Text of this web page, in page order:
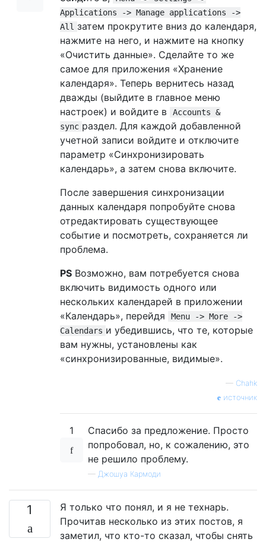
Applications -> Manage applications ->
All затем прокрутите вниз до календаря,
нажмите на него, и нажмите на кнопку
«Очистить данные». Сделайте то же
самое для приложения «Хранение
календаря». Теперь вернитесь назад
дважды (выйдите в главное меню
настроек) и войдите в
Accounts &
sync раздел. Для каждой добавленной
учетной записи войдите и отключите
параметр «Синхронизировать
календарь», а затем снова включите.
После завершения синхронизации
данных календаря попробуйте снова
отредактировать существующее
событие и посмотреть, сохраняется ли
проблема.
PS Возможно, вам потребуется снова
включить видимость одного или
нескольких календарей в приложении
«Календарь», перейдя
Menu -> More ->
Calendars и убедившись, что те, которые
вам нужны, установлены как
«синхронизированные, видимые».
— Chahk
источник
1
Спасибо за предложение. Просто
попробовал, но, к сожалению, это
не решило проблему.
— Джошуа Кармоди
1
Я только что понял, и я не технарь.
Прочитав несколько из этих постов, я
заметил, что кто-то сказал, чтобы снять